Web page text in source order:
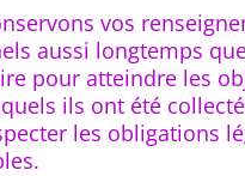
vos
aussi longtemps
pour atteindre les
ils ont été
les obligations